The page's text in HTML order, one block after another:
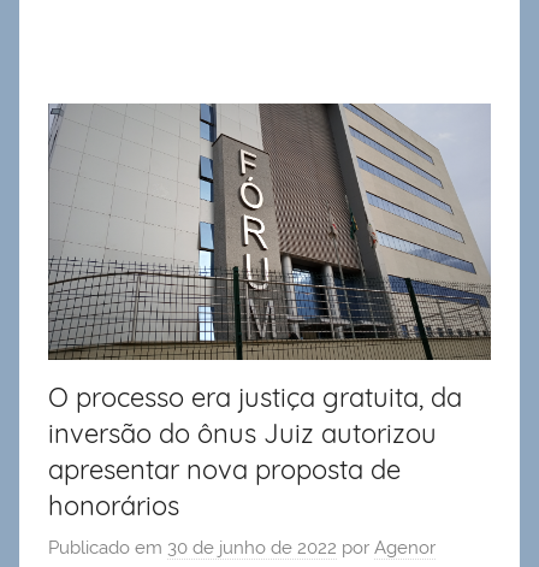
O processo era justiça gratuita, da
inversão do ônus Juiz autorizou
apresentar nova proposta de
honorários
Publicado em 30 de junho de 2022 por Agenor